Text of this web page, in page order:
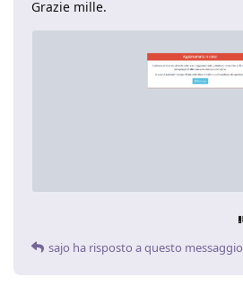
Grazie mille.
sajo ha risposto a questo messaggio